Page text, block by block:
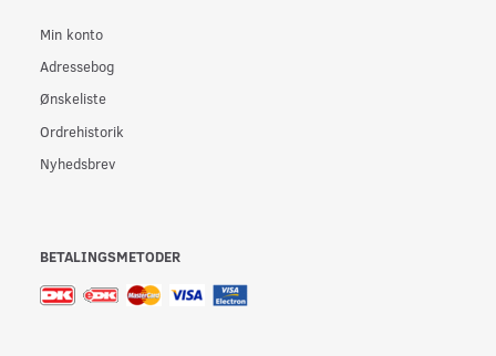
Min konto
Adressebog
Ønskeliste
Ordrehistorik
Nyhedsbrev
BETALINGSMETODER